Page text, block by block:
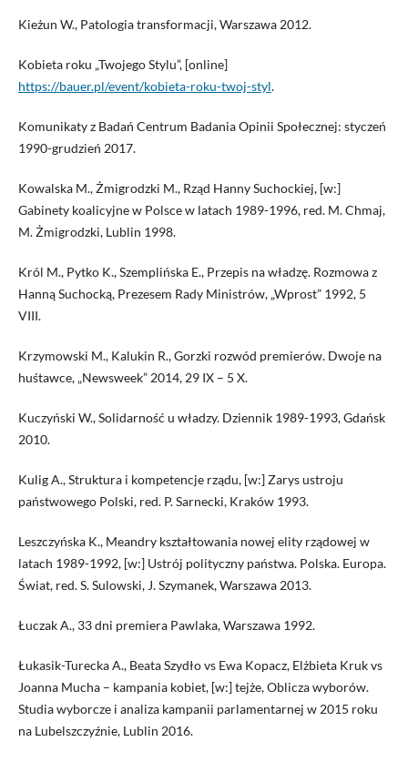
Kieżun W., Patologia transformacji, Warszawa 2012.
Kobieta roku „Twojego Stylu”, [online]
https://bauer.pl/event/kobieta-roku-twoj-styl.
Komunikaty z Badań Centrum Badania Opinii Społecznej: styczeń
1990-grudzień 2017.
Kowalska M., Żmigrodzki M., Rząd Hanny Suchockiej, [w:]
Gabinety koalicyjne w Polsce w latach 1989-1996, red. M. Chmaj,
M. Żmigrodzki, Lublin 1998.
Król M., Pytko K., Szemplińska E., Przepis na władzę. Rozmowa z
Hanną Suchocką, Prezesem Rady Ministrów, „Wprost” 1992, 5
VIII.
Krzymowski M., Kalukin R., Gorzki rozwód premierów. Dwoje na
huśtawce, „Newsweek” 2014, 29 IX – 5 X.
Kuczyński W., Solidarność u władzy. Dziennik 1989-1993, Gdańsk
2010.
Kulig A., Struktura i kompetencje rządu, [w:] Zarys ustroju
państwowego Polski, red. P. Sarnecki, Kraków 1993.
Leszczyńska K., Meandry kształtowania nowej elity rządowej w
latach 1989-1992, [w:] Ustrój polityczny państwa. Polska. Europa.
Świat, red. S. Sulowski, J. Szymanek, Warszawa 2013.
Łuczak A., 33 dni premiera Pawlaka, Warszawa 1992.
Łukasik-Turecka A., Beata Szydło vs Ewa Kopacz, Elżbieta Kruk vs
Joanna Mucha – kampania kobiet, [w:] tejże, Oblicza wyborów.
Studia wyborcze i analiza kampanii parlamentarnej w 2015 roku
na Lubelszczyźnie, Lublin 2016.